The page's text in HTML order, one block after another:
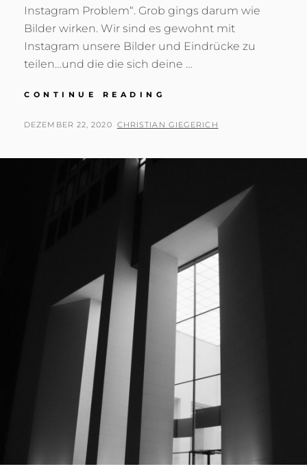
Instagram Problem“. Grob gings darum wie
Bilder wirken. Wir sind es gewohnt mit
Instagram unsere Bilder und Eindrücke zu
teilen…und die die sich deine …
CONTINUE READING
BILDER!
POSTED
DEZEMBER 22, 2020 BY
CHRISTIAN GIEGERICH